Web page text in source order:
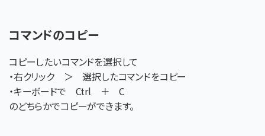
コマンドのコピー
コピーしたいコマンドを選択して
・右クリック ＞ 選択したコマンドをコピー
・キーボードで Ctrl ＋ C
のどちらかでコピーができます。